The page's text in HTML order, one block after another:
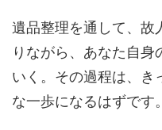
遺品整理を通して、故
りながら、あなた自
いく。その過程は、き
な一歩になるはずです。